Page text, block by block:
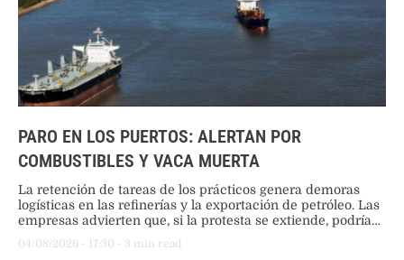
PARO EN LOS PUERTOS: ALERTAN POR
COMBUSTIBLES Y VACA MUERTA
La retención de tareas de los prácticos genera demoras
logísticas en las refinerías y la exportación de petróleo. Las
empresas advierten que, si la protesta se extiende, podría
haber falta de combustible en la Patagonia y freno en la
producción de crudo.
04/08/2026 - 17:30 - 3 min read